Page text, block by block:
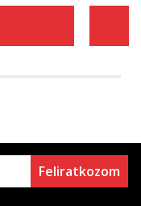
Feliratkozom